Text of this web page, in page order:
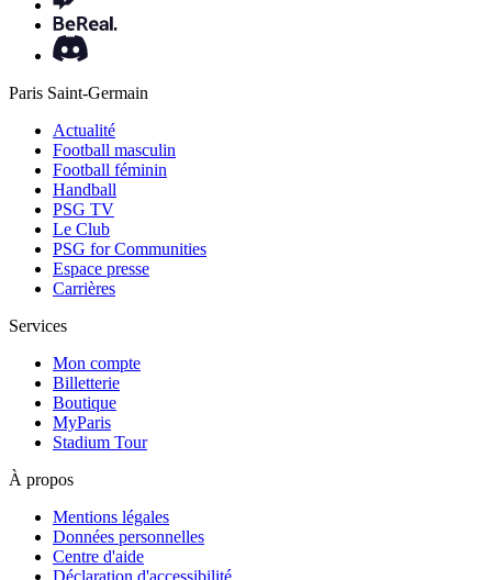
Paris Saint-Germain
Actualité
Football masculin
Football féminin
Handball
PSG TV
Le Club
PSG for Communities
Espace presse
Carrières
Services
Mon compte
Billetterie
Boutique
MyParis
Stadium Tour
À propos
Mentions légales
Données personnelles
Centre d'aide